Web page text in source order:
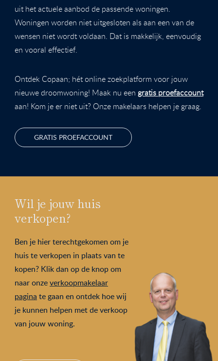
uit het actuele aanbod de passende woningen.
Woningen worden niet uitgesloten als aan een van de
wensen niet wordt voldaan. Dat is makkelijk, eenvoudig
en vooral effectief.
Ontdek Copaan; hét online zoekplatform voor jouw
nieuwe droomwoning! Maak nu een gratis proefaccount
aan! Kom je er niet uit? Onze makelaars helpen je graag.
GRATIS PROEFACCOUNT
Wil je jouw huis
verkopen?
Ben je hier terechtgekomen om je
huis te verkopen in plaats van te
kopen? Klik dan op de knop om
naar onzeverkoopmakelaar
pagina te gaan en ontdek hoe wij
je kunnen helpen met de verkoop
van jouw woning.